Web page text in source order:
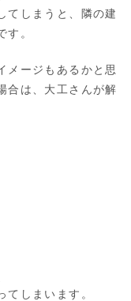
てしまうと、隣の建
す。
メージもあるかと思
合は、大工さんが解
てしまいます。